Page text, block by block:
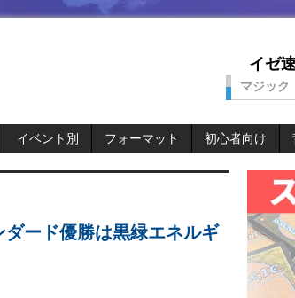
イゼ
マジック
イベント別 フォーマット 初心者向け
ード優勝は黒緑エネルギ